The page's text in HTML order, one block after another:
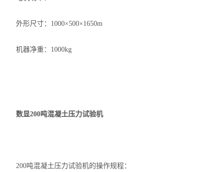
外形尺寸：1000×500×1650m
机器净重：1000kg
数显200吨混凝土压力试验机
200吨混凝土压力试验机的操作规程：